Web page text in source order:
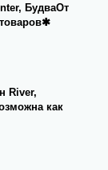
БудваОт
River,
как